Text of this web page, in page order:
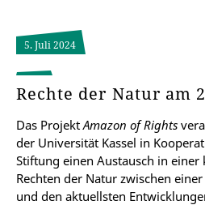
5. Juli 2024
Rechte der Natur am
Das ProjektAmazon of Rights
der Universität Kassel in
Stiftung einen Austausch in einer
Rechten der Natur zwischen
und den aktuellsten